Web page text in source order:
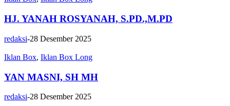
HJ. YANAH ROSYANAH, S.PD.,M.PD
redaksi-28 Desember 2025
Iklan Box, Iklan Box Long
YAN MASNI, SH MH
redaksi-28 Desember 2025